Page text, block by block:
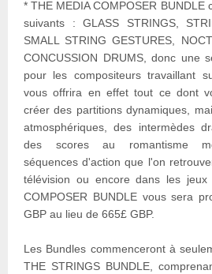
* THE MEDIA COMPOSER
suivants : GLASS STRINGS,
SMALL STRING GESTURES,
CONCUSSION DRUMS, donc une
pour les compositeurs travaillant
vous offrira en effet tout ce dont
créer des partitions dynamiques,
atmosphériques, des intermèdes
des scores au romantisme
séquences d'action que l'on
télévision ou encore dans les
COMPOSER BUNDLE vous sera
GBP au lieu de 665£ GBP.
Les Bundles commenceront à
THE STRINGS BUNDLE,